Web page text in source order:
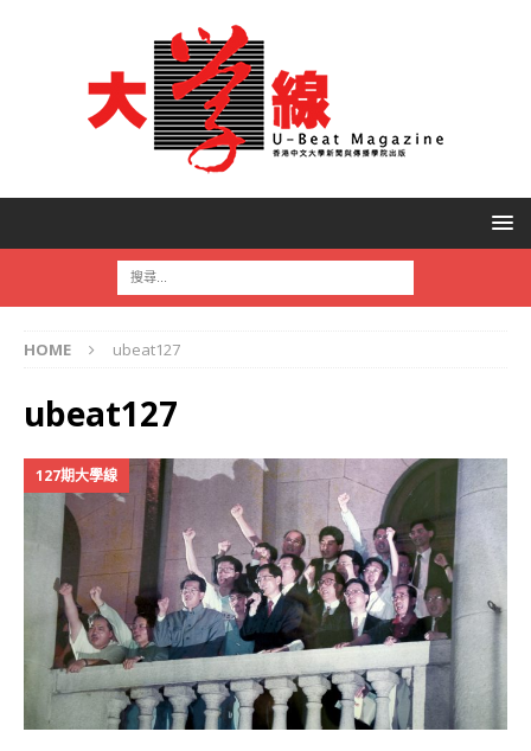
HOME ubeat127
ubeat127
127期大學線